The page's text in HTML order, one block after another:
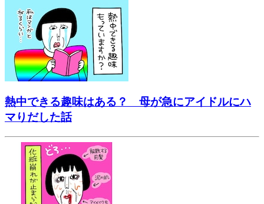
熱中できる趣味はある？ 母が急にアイドルにハ
マりだした話